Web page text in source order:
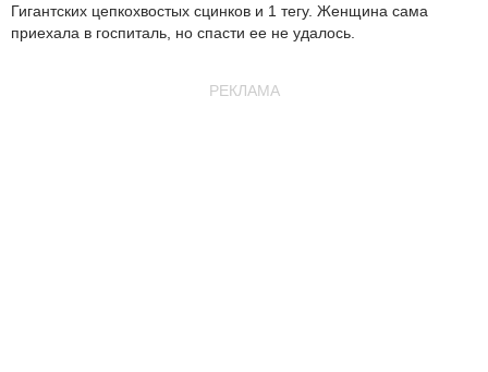
Гигантских цепкохвостых сцинков и 1 тегу. Женщина сама
приехала в госпиталь, но спасти ее не удалось.
РЕКЛАМА